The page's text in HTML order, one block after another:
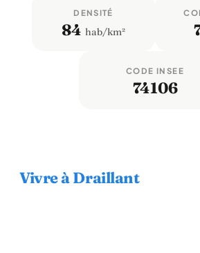
DENSITÉ
84 hab/km²
CODE INSEE
74106
Vivre à Draillant